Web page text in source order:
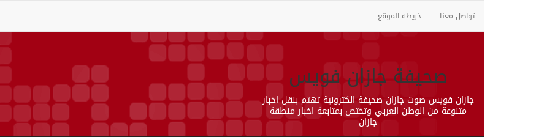
تواصل معنا خريطة الموقع
صحيفة جازان فويس
جازان فويس صوت جازان صحيفة الكترونية تهتم بنقل اخبار
متنوعة من الوطن العربي وتختص بمتابعة اخبار منطقة
جازان